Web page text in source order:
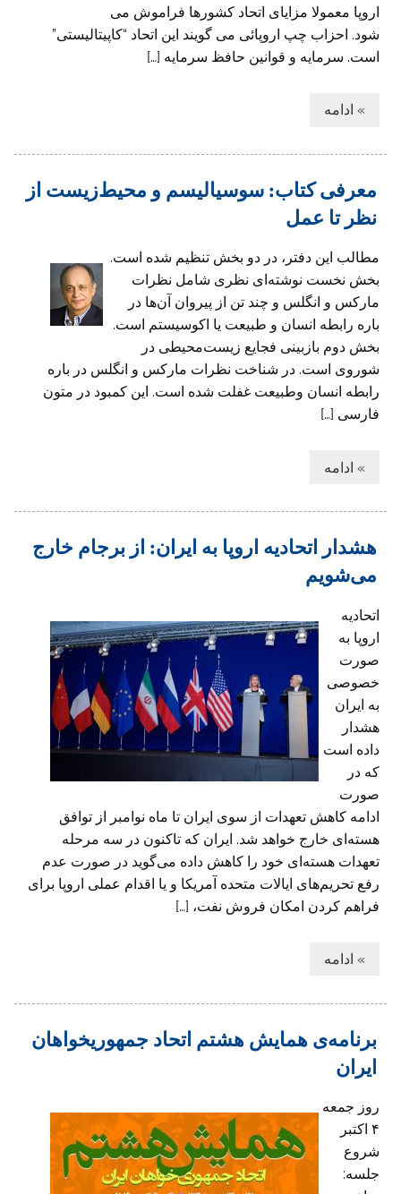
اروپا معمولا مزایای اتحاد کشورها فراموش می
شود. احزاب چپ اروپائی می گویند این اتحاد “کاپیتالیستی”
است. سرمایه و قوانین حافظ سرمایه […]
» ادامه
معرفی کتاب: سوسیالیسم و محیط‌زیست از
نظر تا عمل
مطالب این دفتر، در دو بخش تنظیم شده است.
بخش نخست نوشته‌ای نظری شامل نظرات
مارکس و انگلس و چند تن از پیروان آن‌ها در
باره رابطه انسان و طبیعت یا اکوسیستم است.
بخش دوم بازبینی فجایع زیست‌محیطی در
شوروی است. در شناخت نظرات مارکس و انگلس در باره
رابطه انسان وطبیعت غفلت شده است. این کمبود در متون
فارسی […]
» ادامه
هشدار اتحادیه اروپا به ایران: از برجام خارج
می‌شویم
اتحادیه
اروپا به
صورت
خصوصی
به ایران
هشدار
داده است
که در
صورت
ادامه کاهش تعهدات از سوی ایران تا ماه نوامبر از توافق
هسته‌ای خارج خواهد شد. ایران که تاکنون در سه مرحله
تعهدات هسته‌ای خود را کاهش داده می‌گوید در صورت عدم
رفع تحریم‌های ایالات متحده آمریکا و یا اقدام عملی اروپا برای
فراهم کردن امکان فروش نفت، […]
» ادامه
برنامه‌ی همایش هشتم اتحاد جمهوریخواهان
ایران
روز جمعه
۴ اکتبر
شروع
جلسه: